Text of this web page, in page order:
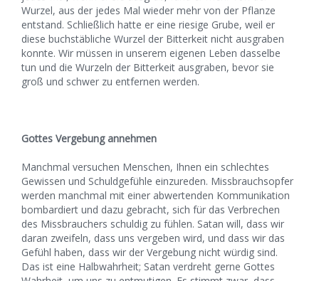
Wurzel, aus der jedes Mal wieder mehr von der Pflanze
entstand. Schließlich hatte er eine riesige Grube, weil er
diese buchstäbliche Wurzel der Bitterkeit nicht ausgraben
konnte. Wir müssen in unserem eigenen Leben dasselbe
tun und die Wurzeln der Bitterkeit ausgraben, bevor sie
groß und schwer zu entfernen werden.
Gottes Vergebung annehmen
Manchmal versuchen Menschen, Ihnen ein schlechtes
Gewissen und Schuldgefühle einzureden. Missbrauchsopfer
werden manchmal mit einer abwertenden Kommunikation
bombardiert und dazu gebracht, sich für das Verbrechen
des Missbrauchers schuldig zu fühlen. Satan will, dass wir
daran zweifeln, dass uns vergeben wird, und dass wir das
Gefühl haben, dass wir der Vergebung nicht würdig sind.
Das ist eine Halbwahrheit; Satan verdreht gerne Gottes